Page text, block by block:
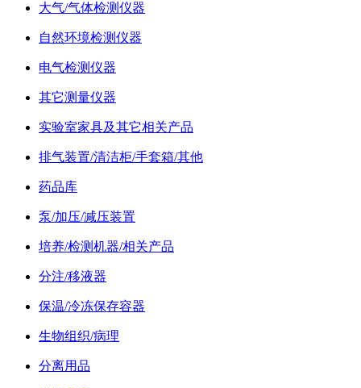
大气/气体检测仪器
自然环境检测仪器
电气检测仪器
其它测量仪器
实验室家具及其它相关产品
排气装置/清洁柜/手套箱/其他
药品库
泵/加压/减压装置
培养/检测机器/相关产品
分注/移液器
保温/冷冻保存容器
生物组织/病理
分离用品